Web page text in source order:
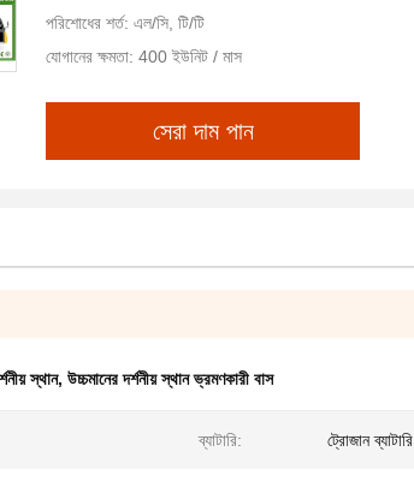
পরিশোধের শর্ত: এল/সি, টি/টি
যোগানের ক্ষমতা: 400 ইউনিট / মাস
সেরা দাম পান
স্থান, উচ্চমানের দর্শনীয় স্থান ভ্রমণকারী বাস
ব্যাটারি: ট্রোজান ব্যাটারি